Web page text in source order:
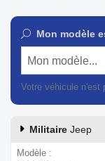
Mon modèle
Mon modèle...
Votre véhicule n'est
Militaire Jeep
Modèle